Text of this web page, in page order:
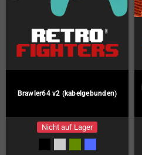
Brawler64 v2 (kabelgebunden)
Nicht auf Lager